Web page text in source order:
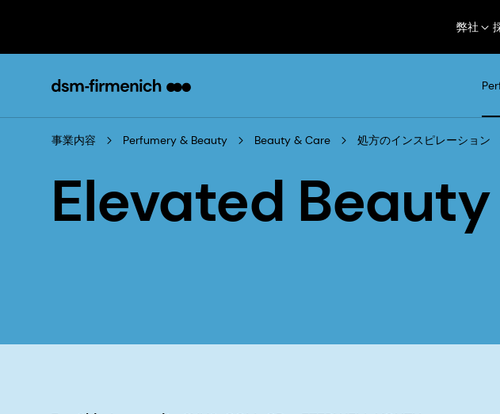
弊社
事業内容 Perfumery & Beauty Beauty & Care 処方のインスピレーション
Elevated Beauty